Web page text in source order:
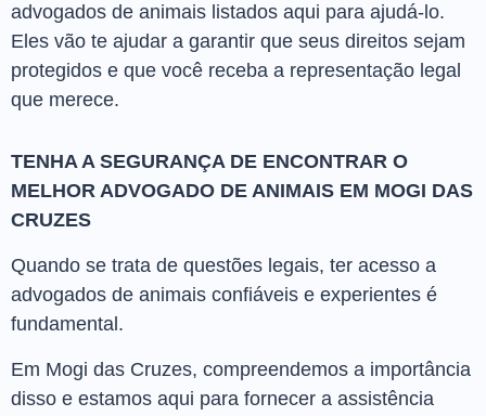
advogados de animais listados aqui para ajudá-lo.
Eles vão te ajudar a garantir que seus direitos sejam
protegidos e que você receba a representação legal
que merece.
TENHA A SEGURANÇA DE ENCONTRAR O
MELHOR ADVOGADO DE ANIMAIS EM MOGI DAS
CRUZES
Quando se trata de questões legais, ter acesso a
advogados de animais confiáveis e experientes é
fundamental.
Em Mogi das Cruzes, compreendemos a importância
disso e estamos aqui para fornecer a assistência